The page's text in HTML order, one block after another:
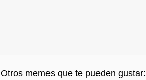
Otros memes que te pueden gustar: